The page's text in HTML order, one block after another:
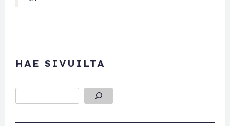
HAE SIVUILTA